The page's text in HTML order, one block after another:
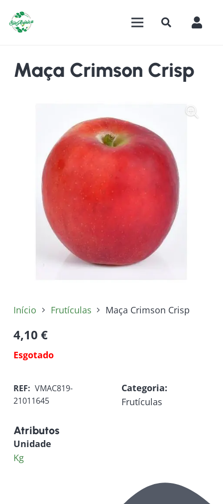
Maça Crimson Crisp
Início Frutículas Maça Crimson Crisp
4,10 €
Esgotado
REF: VMAC819-
21011645
Categoria:
Frutículas
Atributos
Unidade
Kg